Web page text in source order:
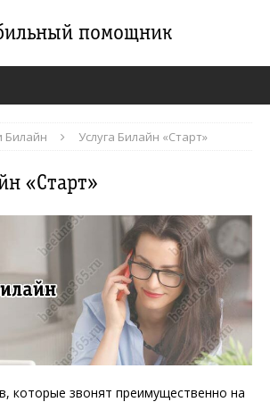
помощник
Билайн Услуга Билайн «Старт»
«Старт»
которые звонят преимущественно на